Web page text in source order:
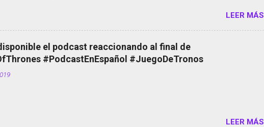
copyright en Instagram Música y vídeo selfies en la red social Riddley
Scott saca a Kevin Spacey de su película Francisco regaña a los que usan
el smartphone en sus misas La serie de la Tierra Media GoBee - StartUp
de bicicletas de alquiler Stop Motion en Instagram Vodafone: me siento
tumbado. Amazon Music: Chingo yo, chingas tu... http://amzn.to/2z1UkPK
LEER MÁS
el podcast reaccionando al final de
#PodcastEnEspañol #JuegoDeTronos
LEER MÁS